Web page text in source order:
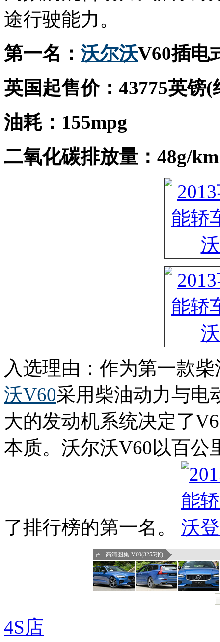
途行驶能力。
第一名： 沃尔沃V60插电
英国起售价：43775英镑
油耗：155mpg
二氧化碳排放量：48g/km
入选理由：作为第一款
沃V60采用柴油动力与电
大的发动机系统决定了
本质。沃尔沃V60以百公
了排行榜的第一名。
高清图集-V60(3255张)
4S店